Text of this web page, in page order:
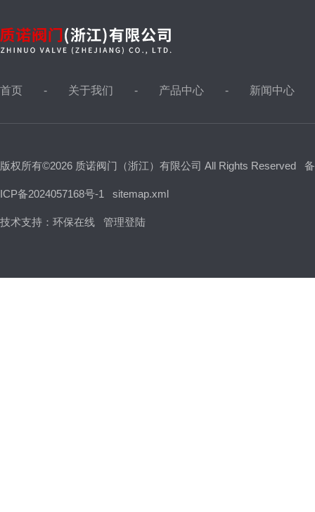
首页 关于我们 产品中心 新闻中心
版权所有©2026 质诺阀门（浙江）有限公司 All Rights Reserved
ICP备2024057168号-1 sitemap.xml
技术支持： 环保在线 管理登陆